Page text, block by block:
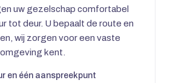
uw gezelschap comfortabel
tot deur. U bepaalt de route en
wij zorgen voor een vaste
kent.
en één aanspreekpunt